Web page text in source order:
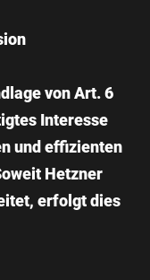
von Art. 6
Interesse
und effizienten
Hetzner
erfolgt dies